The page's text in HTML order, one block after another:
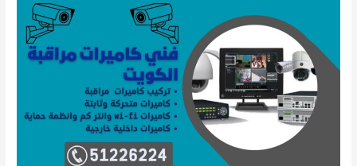
المطلاع
51226224
شركة